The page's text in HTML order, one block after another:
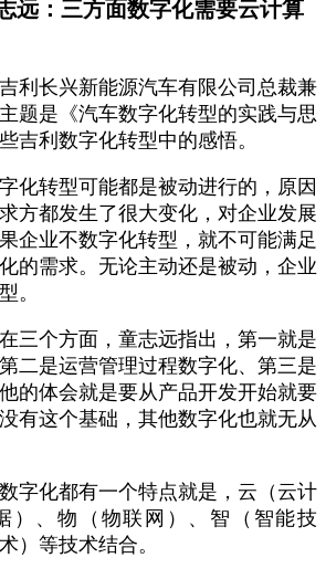
远：三方面数字化需要云计算
利长兴新能源汽车有限公司总裁兼
题是《汽车数字化转型的实践与思
吉利数字化转型中的感悟。
化转型可能都是被动进行的，原因
方都发生了很大变化，对企业发展
企业不数字化转型，就不可能满足
的需求。无论主动还是被动，企业
。
三个方面，童志远指出，第一就是
二是运营管理过程数字化、第三是
的体会就是要从产品开发开始就要
有这个基础，其他数字化也就无从
字化都有一个特点就是，云（云计
）、物（物联网）、智（智能技
）等技术结合。